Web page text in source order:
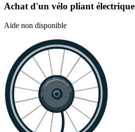
Achat d'un vélo pliant électrique
Aide non disponible